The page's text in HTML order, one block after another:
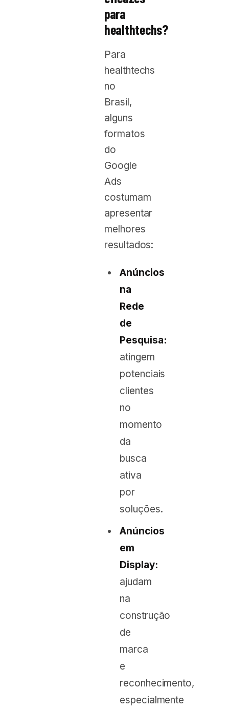
para
healthtechs?
Para
healthtechs
no
Brasil,
alguns
formatos
do
Google
Ads
costumam
apresentar
melhores
resultados:
Anúncios
na
Rede
de
Pesquisa:
atingem
potenciais
clientes
no
momento
da
busca
ativa
por
soluções.
Anúncios
em
Display:
ajudam
na
construção
de
marca
e
reconhecimento,
especialmente